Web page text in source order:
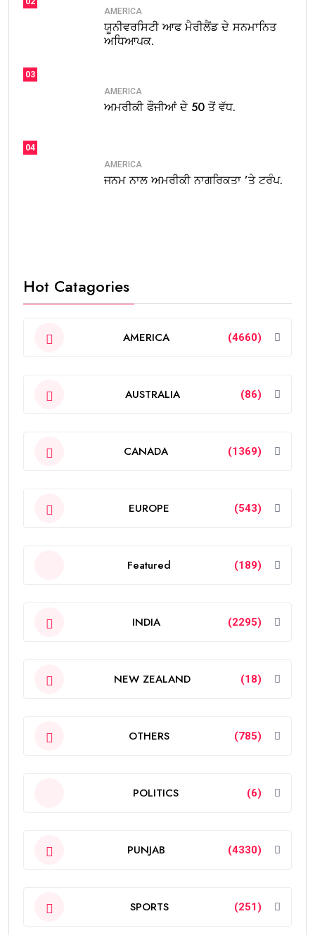
AMERICA
ਯੂਨੀਵਰਸਿਟੀ ਆਫ ਮੈਰੀਲੈਂਡ ਦੇ ਸਨਮਾਨਿਤ
ਅਧਿਆਪਕ.
03
AMERICA
ਅਮਰੀਕੀ ਫੌਜੀਆਂ ਦੇ 50 ਤੋਂ ਵੱਧ.
04
AMERICA
ਜਨਮ ਨਾਲ ਅਮਰੀਕੀ ਨਾਗਰਿਕਤਾ ’ਤੇ ਟਰੰਪ.
Hot Catagories
AMERICA (4660)
AUSTRALIA (86)
CANADA (1369)
EUROPE (543)
Featured (189)
INDIA (2295)
NEW ZEALAND (18)
OTHERS (785)
POLITICS (6)
PUNJAB (4330)
SPORTS (251)